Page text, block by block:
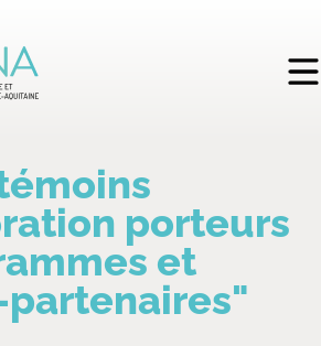
porteurs
et